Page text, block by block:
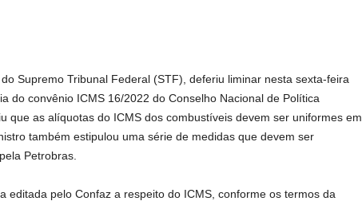
Supremo Tribunal Federal (STF), deferiu liminar nesta sexta-feira
do convênio ICMS 16/2022 do Conselho Nacional de Política
que as alíquotas do ICMS dos combustíveis devem ser uniformes em
também estipulou uma série de medidas que devem ser
Petrobras.
editada pelo Confaz a respeito do ICMS, conforme os termos da